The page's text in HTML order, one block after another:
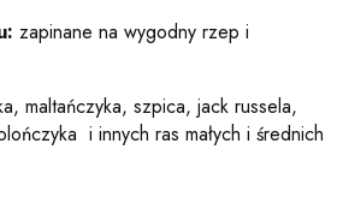
zapinane na wygodny rzep i
maltańczyka, szpica, jack russela,
i innych ras małych i średnich